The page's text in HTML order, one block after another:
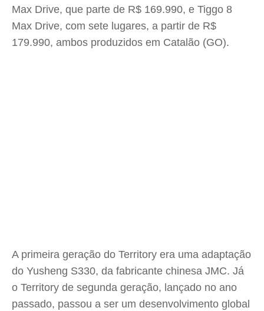
Max Drive, que parte de R$ 169.990, e Tiggo 8
Max Drive, com sete lugares, a partir de R$
179.990, ambos produzidos em Catalão (GO).
A primeira geração do Territory era uma adaptação
do Yusheng S330, da fabricante chinesa JMC. Já
o Territory de segunda geração, lançado no ano
passado, passou a ser um desenvolvimento global